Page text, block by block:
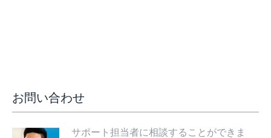
お問い合わせ
サポート担当者に相談することができま